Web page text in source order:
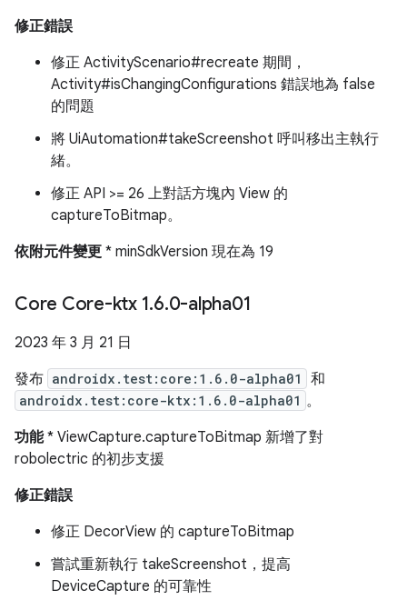
修正錯誤
修正 ActivityScenario#recreate 期間，
Activity#isChangingConfigurations 錯誤地為 false
的問題
將 UiAutomation#takeScreenshot 呼叫移出主執行
緒。
修正 API >= 26 上對話方塊內 View 的
captureToBitmap。
依附元件變更 * minSdkVersion 現在為 19
Core Core-ktx 1.6.0-alpha01
2023 年 3 月 21 日
發布 androidx.test:core:1.6.0-alpha01 和
androidx.test:core-ktx:1.6.0-alpha01 。
功能* ViewCapture.captureToBitmap 新增了對
robolectric 的初步支援
修正錯誤
修正 DecorView 的 captureToBitmap
嘗試重新執行 takeScreenshot，提高
DeviceCapture 的可靠性